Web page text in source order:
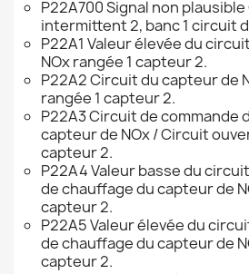
P22A700 Signal non
intermittent 2, banc 1 circuit
P22A1 Valeur élevée du
NOx rangée 1 capteur 2.
P22A2 Circuit du capteur de
rangée 1 capteur 2.
P22A3 Circuit de commande
capteur de NOx / Circuit
capteur 2.
P22A4 Valeur basse du
de chauffage du capteur de
capteur 2.
P22A5 Valeur élevée du
de chauffage du capteur de
capteur 2.